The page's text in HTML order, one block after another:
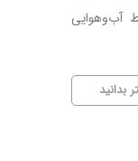
آب‌وهوایی
بدانید